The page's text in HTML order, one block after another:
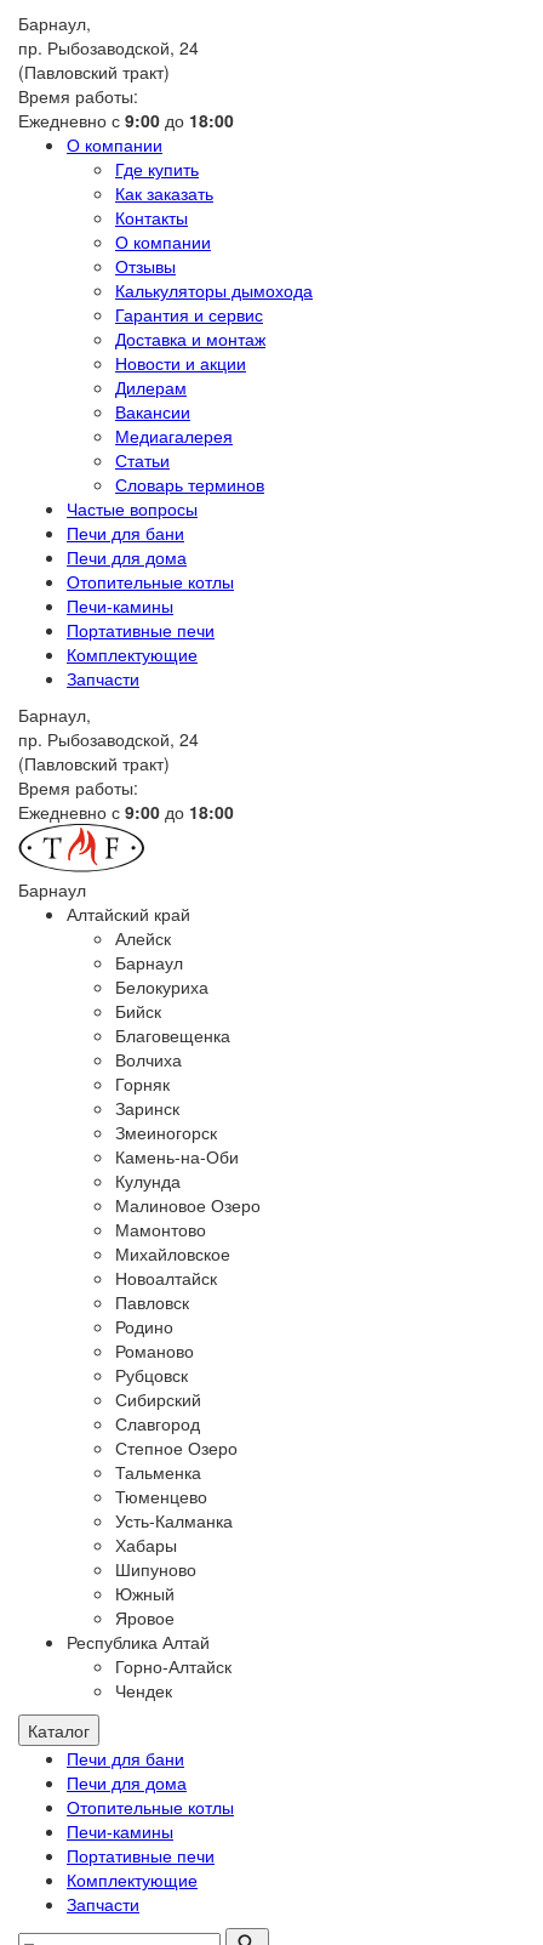
Барнаул,
пр. Рыбозаводской, 24
(Павловский тракт)
Время работы:
Ежедневно с 9:00 до 18:00
О компании
Где купить
Как заказать
Контакты
О компании
Отзывы
Калькуляторы дымохода
Гарантия и сервис
Доставка и монтаж
Новости и акции
Дилерам
Вакансии
Медиагалерея
Статьи
Словарь терминов
Частые вопросы
Печи для бани
Печи для дома
Отопительные котлы
Печи-камины
Портативные печи
Комплектующие
Запчасти
Барнаул,
пр. Рыбозаводской, 24
(Павловский тракт)
Время работы:
Ежедневно с 9:00 до 18:00
Барнаул
Алтайский край
Алейск
Барнаул
Белокуриха
Бийск
Благовещенка
Волчиха
Горняк
Заринск
Змеиногорск
Камень-на-Оби
Кулунда
Малиновое Озеро
Мамонтово
Михайловское
Новоалтайск
Павловск
Родино
Романово
Рубцовск
Сибирский
Славгород
Степное Озеро
Тальменка
Тюменцево
Усть-Калманка
Хабары
Шипуново
Южный
Яровое
Республика Алтай
Горно-Алтайск
Чендек
Каталог
Печи для бани
Печи для дома
Отопительные котлы
Печи-камины
Портативные печи
Комплектующие
Запчасти